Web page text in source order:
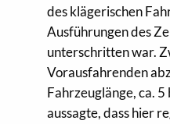
des klägerischen
Ausführungen des
unterschritten war.
Vorausfahrenden
Fahrzeuglänge, ca.
aussagte, dass hier